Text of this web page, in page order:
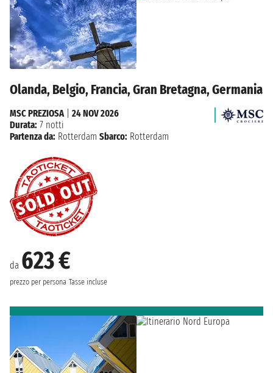
Olanda, Belgio, Francia, Gran Bretagna, Germania
da 623 €
prezzo per persona Tasse incluse
MSC PREZIOSA| 24 NOV 2026
Durata: 7 notti
Partenza da: Rotterdam Sbarco: Rotterdam